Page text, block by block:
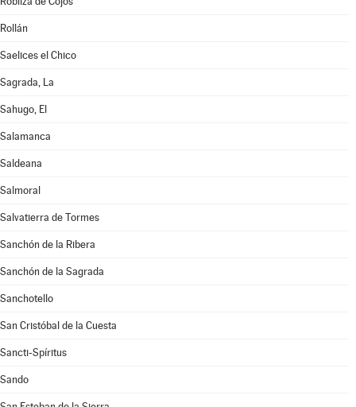
Rollán
Saelices el Chico
Sagrada, La
Sahugo, El
Salamanca
Saldeana
Salmoral
Salvatierra de Tormes
Sanchón de la Ribera
Sanchón de la Sagrada
Sanchotello
San Cristóbal de la Cuesta
Sancti-Spíritus
Sando